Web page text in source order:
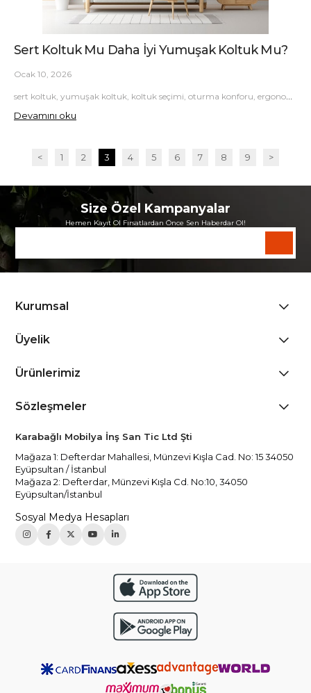
Sert Koltuk Mu Daha İyi Yumuşak Koltuk Mu?
Ocak 10, 2026
Devamını oku
< 1 2 3 4 5 6 7 8 9 >
Size Özel Kampanyalar
Hemen Kayıt Ol Fırsatlardan Önce Sen Haberdar Ol!
Kurumsal
Üyelik
Ürünlerimiz
Sözleşmeler
Karabağlı Mobilya İnş San Tic Ltd Şti
Mağaza 1: Defterdar Mahallesi, Münzevi Kışla Cad. No: 15 34050
Eyüpsultan / İstanbul
Mağaza 2: Defterdar, Münzevi Kışla Cd. No:10, 34050
Eyüpsultan/İstanbul
Sosyal Medya Hesapları